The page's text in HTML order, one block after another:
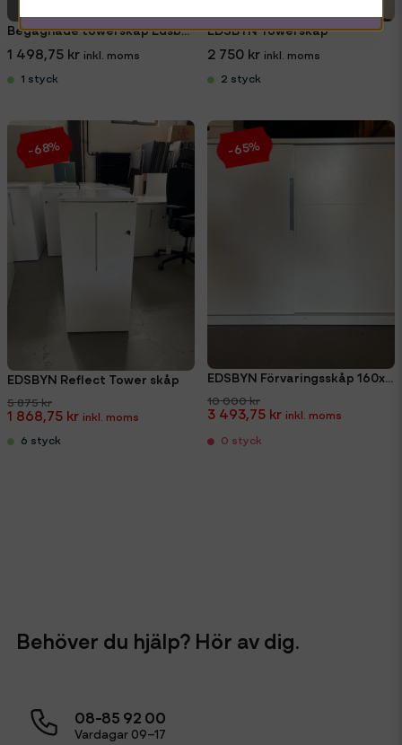
Begagnade towerskåp Edsbyn Reflect
1 498,75 kr
1 styck
EDSBYN Towerskåp
2 750 kr
2 styck
EDSBYN Reflect Tower skåp
5 875 kr
1 868,75 kr
6 styck
-68%
EDSBYN Förvaringsskåp 160x114cm
10 000 kr
3 493,75 kr
0 styck
-65%
Behöver du hjälp? Hör av dig.
08-85 92 00
Vardagar 09–17